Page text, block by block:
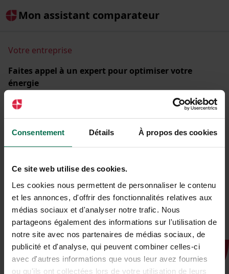
Consentement Détails À propos des cookies
Ce site web utilise des cookies.
Les cookies nous permettent de personnaliser le contenu
et les annonces, d'offrir des fonctionnalités relatives aux
médias sociaux et d'analyser notre trafic. Nous
partageons également des informations sur l'utilisation de
notre site avec nos partenaires de médias sociaux, de
publicité et d'analyse, qui peuvent combiner celles-ci
avec d'autres informations que vous leur avez fournies
ou qu'ils ont collectées lors de votre utilisation de leurs
Mon assistant comparateur
Votre entreprise
Faites appel à un expert pour optimiser votre
énergie
Comparez les offres d'énergie de + de 30 fournisseurs
partenaires et réduisez la facture de votre entreprise.
Raison sociale ou SIREN
C'est parti !